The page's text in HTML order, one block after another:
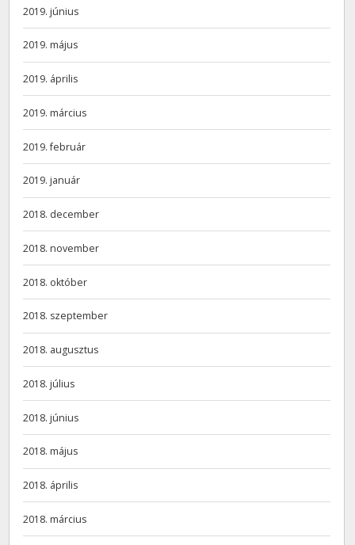
2019. június
2019. május
2019. április
2019. március
2019. február
2019. január
2018. december
2018. november
2018. október
2018. szeptember
2018. augusztus
2018. július
2018. június
2018. május
2018. április
2018. március